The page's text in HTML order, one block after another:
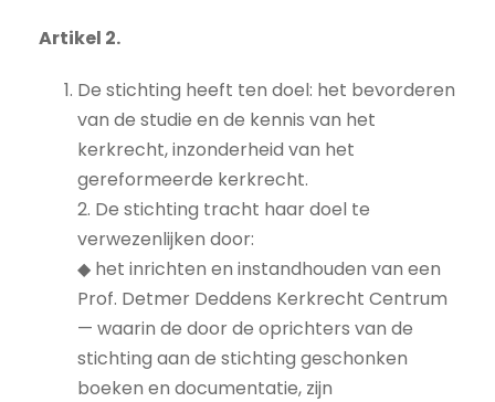
Artikel 2.
De stichting heeft ten doel: het bevorderen
van de studie en de kennis van het
kerkrecht, inzonderheid van het
gereformeerde kerkrecht.
2. De stichting tracht haar doel te
verwezenlijken door:
◆ het inrichten en instandhouden van een
Prof. Detmer Deddens Kerkrecht Centrum
— waarin de door de oprichters van de
stichting aan de stichting geschonken
boeken en documentatie, zijn